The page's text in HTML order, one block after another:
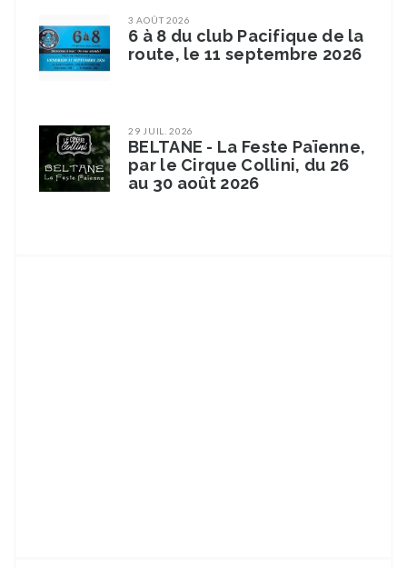
3 AOÛT 2026
6 à 8 du club Pacifique de la
route, le 11 septembre 2026
29 JUIL. 2026
BELTANE - La Feste Païenne,
par le Cirque Collini, du 26
au 30 août 2026